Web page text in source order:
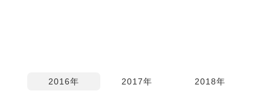
2016年 2017年 2018年